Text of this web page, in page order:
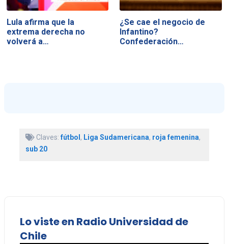
Lula afirma que la
extrema derecha no
volverá a…
¿Se cae el negocio de
Infantino?
Confederación…
Claves:fútbol , Liga Sudamericana, roja femenina,
sub 20
Lo viste en Radio Universidad de
Chile